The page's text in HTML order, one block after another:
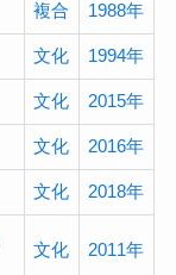
複合 1988年
文化 1994年
文化 2015年
文化 2016年
文化 2018年
文化 2011年